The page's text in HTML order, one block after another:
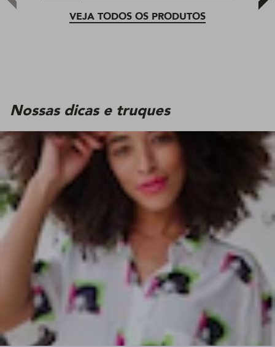
VEJA TODOS OS PRODUTOS
Nossas dicas e truques